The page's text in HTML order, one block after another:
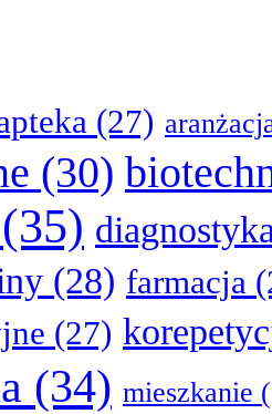
(27)
(30)
(35)
(28) farmacja
(27)
(34) mieszkanie